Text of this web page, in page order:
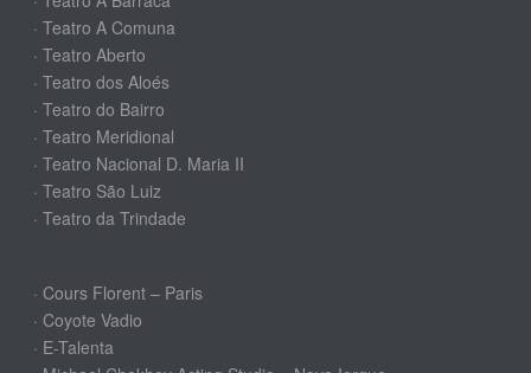
· Teatro A Comuna
· Teatro Aberto
· Teatro dos Aloés
· Teatro do Bairro
· Teatro Meridional
· Teatro Nacional D. Maria II
· Teatro São Luiz
· Teatro da Trindade
· Cours Florent – Paris
· Coyote Vadio
· E-Talenta